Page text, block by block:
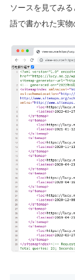
ソースを見てみ
語で書かれた実物